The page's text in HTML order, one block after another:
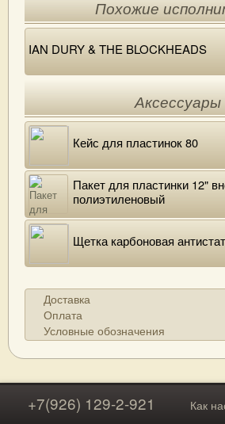
Похожие
IAN DURY & THE BLOCKHEADS
Аксессуары
Кейс для пластинок 80
Пакет для пластинки 12"
полиэтиленовый
Щетка карбоновая
Доставка
Оплата
Условные обозначения
+7(926) 129-2-921 Как